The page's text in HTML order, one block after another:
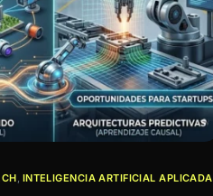
INTELIGENCIA ARTIFICIAL APLICADA